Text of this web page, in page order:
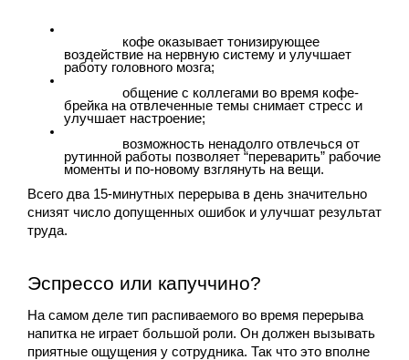
кофе оказывает тонизирующее
воздействие на нервную систему и улучшает
работу головного мозга;
общение с коллегами во время кофе-
брейка на отвлеченные темы снимает стресс и
улучшает настроение;
возможность ненадолго отвлечься от
рутинной работы позволяет “переварить” рабочие
моменты и по-новому взглянуть на вещи.
Всего два 15-минутных перерыва в день значительно
снизят число допущенных ошибок и улучшат результат
труда.
Эспрессо или капуччино?
На самом деле тип распиваемого во время перерыва
напитка не играет большой роли. Он должен вызывать
приятные ощущения у сотрудника. Так что это вполне